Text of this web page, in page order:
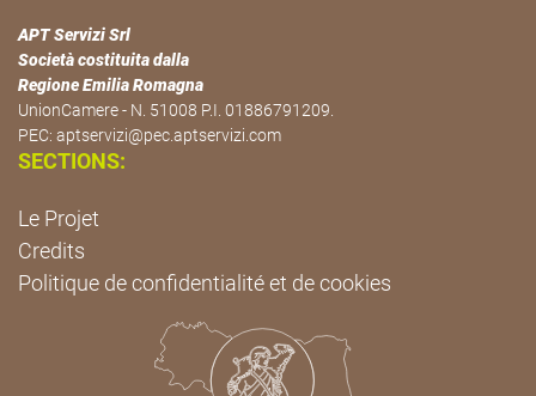
APT Servizi Srl
Società costituita dalla
Regione Emilia Romagna
UnionCamere - N. 51008 P.I. 01886791209.
PEC: aptservizi@pec.aptservizi.com
SECTIONS:
Le Projet
Credits
Politique de confidentialité et de cookies